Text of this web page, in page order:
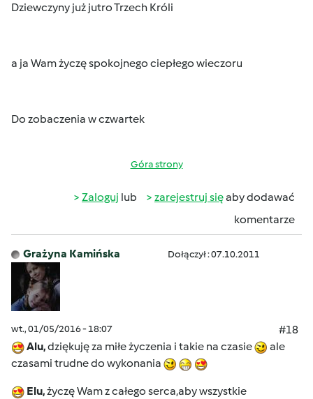
Dziewczyny już jutro Trzech Króli
a ja Wam życzę spokojnego ciepłego wieczoru
Do zobaczenia w czwartek
Góra strony
Zaloguj lub zarejestruj sięaby dodawać
komentarze
Grażyna Kamińska Dołączył : 07.10.2011
wt., 01/05/2016 - 18:07
#18
Alu,dziękuję za miłe życzenia i takie na czasie
ale
czasami trudne do wykonania
Elu,życzę Wam z całego serca,aby wszystkie